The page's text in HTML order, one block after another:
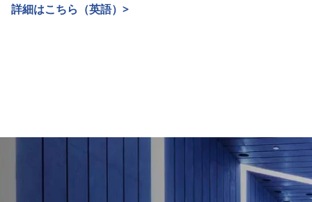
詳細はこちら（英語）>